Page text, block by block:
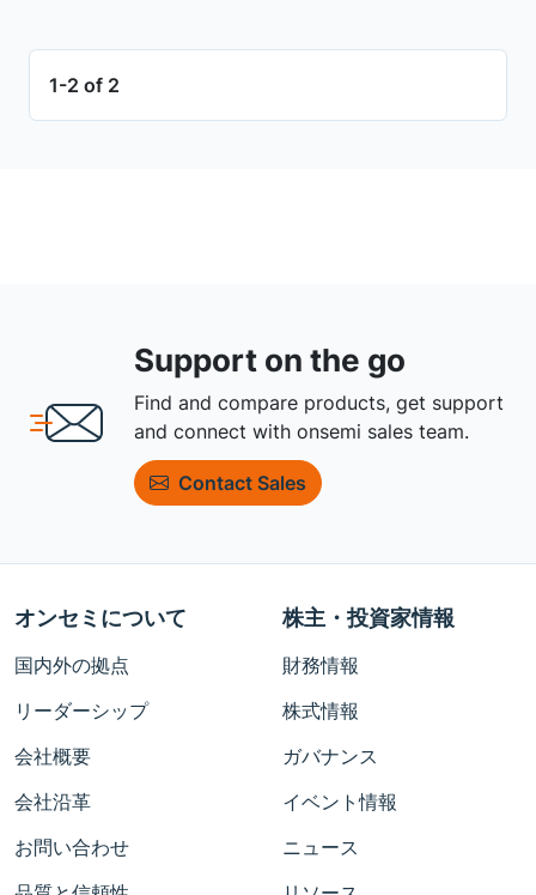
1-2 of 2
Support on the go
Find and compare products, get support
and connect with onsemi sales team.
Contact Sales
オンセミについて
国内外の拠点
リーダーシップ
会社概要
会社沿革
お問い合わせ
株主・投資家情報
財務情報
株式情報
ガバナンス
イベント情報
ニュース